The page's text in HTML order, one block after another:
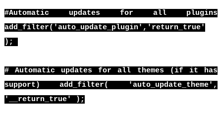
#Automatic updates for all plugins
add_filter('auto_update_plugin','return_true'
);
# Automatic updates for all themes (if it has
support) add_filter( 'auto_update_theme',
'__return_true' );